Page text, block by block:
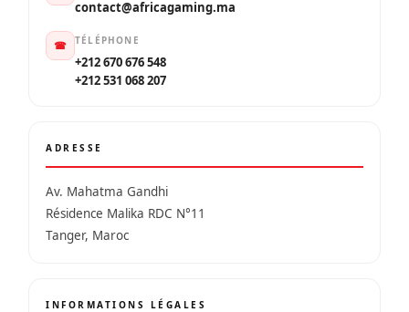
contact@africagaming.ma
☎ TÉLÉPHONE
+212 670 676 548
+212 531 068 207
ADRESSE
Av. Mahatma Gandhi
Résidence Malika RDC N°11
Tanger, Maroc
INFORMATIONS LÉGALES